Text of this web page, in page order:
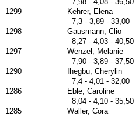
1299
Kehrer, Elena
7,3 - 3,89 - 33,00
1298
Gausmann, Clio
8,27 - 4,03 - 40,50
1297
Wenzel, Melanie
7,90 - 3,89 - 37,50
1290
Ihegbu, Cherylin
7,4 - 4,01 - 32,00
1286
Eble, Caroline
8,04 - 4,10 - 35,50
1285
Waller, Cora